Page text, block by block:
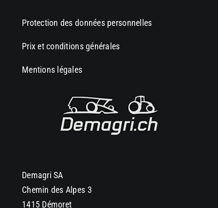
Protection des données personnelles
Prix et conditions générales
Mentions légales
Demagri SA
Chemin des Alpes 3
1415 Démoret